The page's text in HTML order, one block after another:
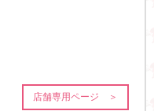
店舗専用ページ ＞